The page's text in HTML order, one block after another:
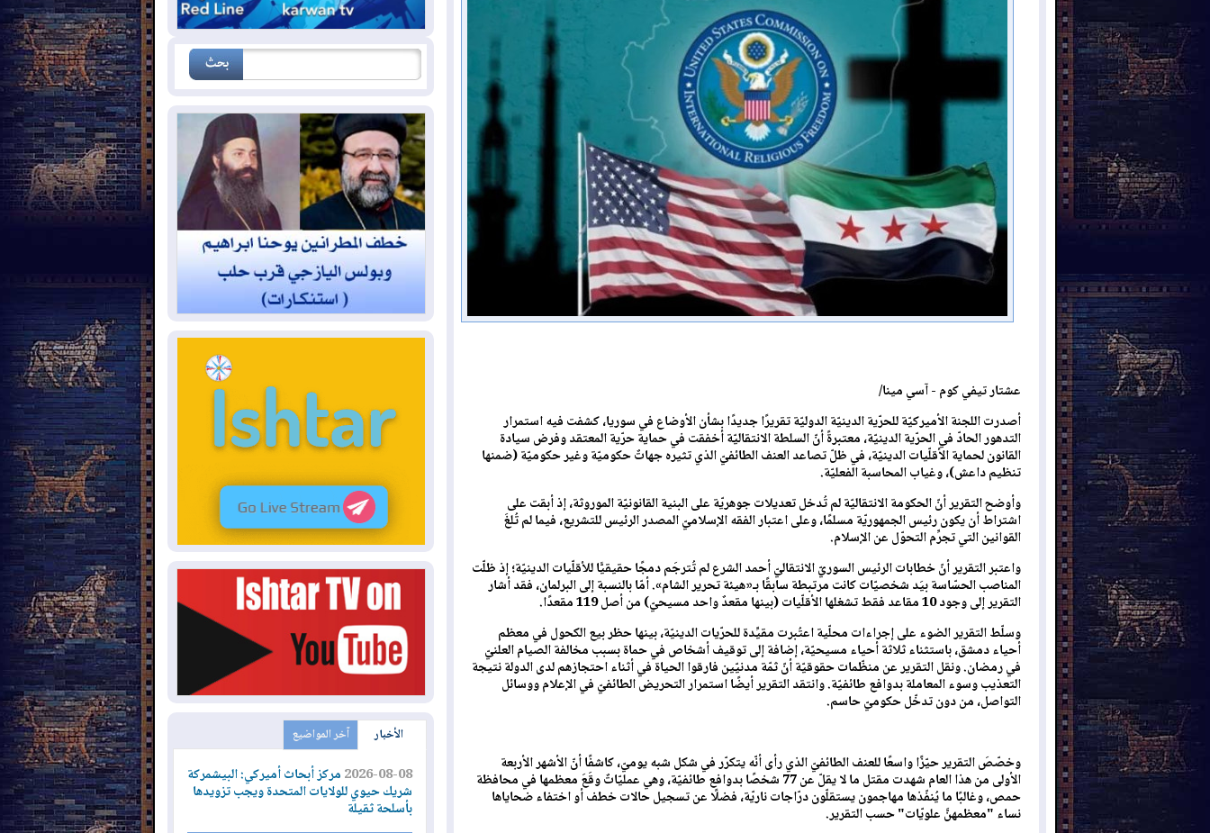
عشتار تيفي كوم - آسي مينا/
أصدرت اللجنة الأميركيّة للحرّية الدينيّة الدوليّة تقريرًا جديدًا بشأن الأوضاع في سوريا، كشفت فيه استمرار
التدهور الحادّ في الحرّية الدينيّة، معتبرةً أنّ السلطة الانتقاليّة أخفقت في حماية حرّية المعتقد وفرض سيادة
القانون لحماية الأقلّيات الدينيّة، في ظلّ تصاعد العنف الطائفيّ الذي تثيره جهاتٌ حكوميّة وغير حكوميّة (ضمنها
تنظيم داعش)، وغياب المحاسبة الفعليّة.
وأوضح التقرير أنّ الحكومة الانتقاليّة لم تُدخل تعديلات جوهريّة على البنية القانونيّة الموروثة، إذ أبقت على
اشتراط أن يكون رئيس الجمهوريّة مسلمًا، وعلى اعتبار الفقه الإسلاميّ المصدر الرئيس للتشريع، فيما لم تُلغَ
القوانين التي تجرِّم التحوّل عن الإسلام.
واعتبر التقرير أنّ خطابات الرئيس السوريّ الانتقاليّ أحمد الشرع لم تُترجَم دمجًا حقيقيًّا للأقلّيات الدينيّة؛ إذ ظلّت
المناصب الحسّاسة بيَد شخصيّات كانت مرتبطة سابقًا بـ«هيئة تحرير الشام». أمّا بالنسبة إلى البرلمان، فقد أشار
التقرير إلى وجود 10 مقاعد فقط تشغلها الأقلّيات (بينها مقعدٌ واحد مسيحيّ) من أصل 119 مقعدًا.
وسلّط التقرير الضوء على إجراءات محلّية اعتُبرت مقيِّدة للحرّيات الدينيّة، بينها حظر بيع الكحول في معظم
أحياء دمشق، باستثناء ثلاثة أحياء مسيحيّة، إضافة إلى توقيف أشخاص في حماة بسبب مخالفة الصيام العلنيّ
في رمضان. ونقل التقرير عن منظّمات حقوقيّة أنّ ثمّة مدنيّين فارقوا الحياة في أثناء احتجازهم لدى الدولة نتيجة
التعذيب وسوء المعاملة بدوافع طائفيّة. وانتقد التقرير أيضًا استمرار التحريض الطائفيّ في الإعلام ووسائل
التواصل، من دون تدخّل حكوميّ حاسم.
وخصّصَ التقرير حيّزًا واسعًا للعنف الطائفيّ الذي رأى أنّه يتكرّر في شكل شبه يوميّ، كاشفًا أنّ الأشهر الأربعة
الأولى من هذا العام شهدت مقتل ما لا يقلّ عن 77 شخصًا بدوافع طائفيّة، وهي عمليّاتٌ وقَعَ معظمها في محافظة
حمص، وغالبًا ما يُنفّذها مهاجمون يستقلّون درّاجات ناريّة، فضلًا عن تسجيل حالات خطف أو اختفاء ضحاياها
نساء "معظمهنَّ علويّات" حسب التقرير.
الأخبار آخر المواضيع
2026-08-08مركز أبحاث أميركي: البيشمركة
شريك حيوي للولايات المتحدة ويجب تزويدها
بأسلحة ثقيلة